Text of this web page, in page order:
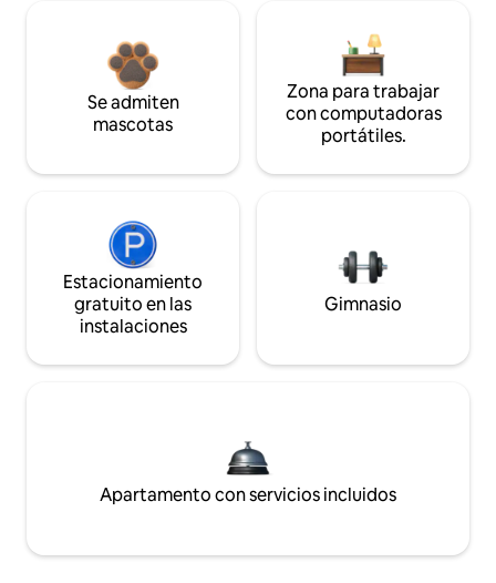
Se admiten
mascotas
Zona para trabajar
con computadoras
portátiles.
Estacionamiento
gratuito en las
instalaciones
Gimnasio
Apartamento con servicios incluidos